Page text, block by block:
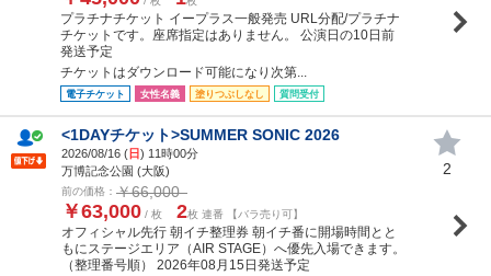
プラチナチケット イープラス一般発売 URL分配/プラチナ
チケットです。座席指定はありません。 公演日の10日前
発送予定
チケットはダウンロード可能になり次第...
電子チケット 女性名義 塗りつぶしなし 質問受付
<1DAYチケット>SUMMER SONIC 2026
2026/08/16 (日) 11時00分
万博記念公園 (大阪)
前の価格： ￥66,000
￥63,000 / 枚 2枚 連番 【バラ売り可】
オフィシャル先行 朝イチ整理券 朝イチ番に開場時間とと
もにステージエリア（AIR STAGE）へ優先入場できます。
（整理番号順） 2026年08月15日発送予定
2